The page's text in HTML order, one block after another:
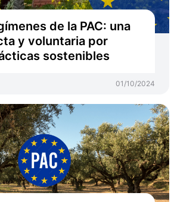
de la PAC: una
y voluntaria por
sostenibles
01/10/2024